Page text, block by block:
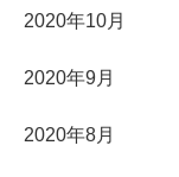
2020年10月
2020年9月
2020年8月